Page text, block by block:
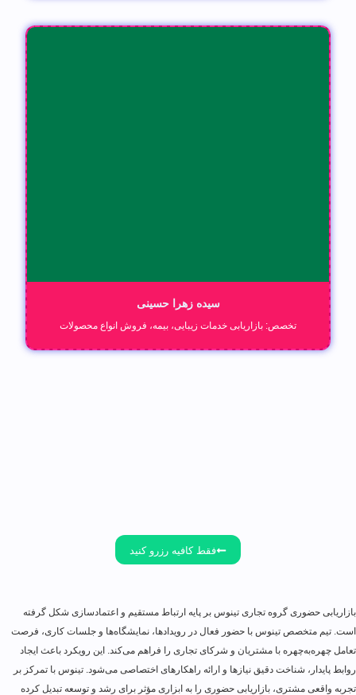
سیده زهرا حسینی
تخصص: بازاریابی خدمات زیبایی، بیمه، فروش انواع محصولات
فقط کافیه رزرو کنید
بازاریابی حضوری گروه تجاری تینوس بر پایه ارتباط مستقیم و اعتمادسازی شکل گرفته
است. تیم متخصص تینوس با حضور فعال در رویدادها، نمایشگاه‌ها و جلسات کاری، فرصت
تعامل چهره‌به‌چهره با مشتریان و شرکای تجاری را فراهم می‌کند. این رویکرد باعث ایجاد
روابط پایدار، شناخت دقیق نیازها و ارائه راهکارهای اختصاصی می‌شود. تینوس با تمرکز بر
تجربه واقعی مشتری، بازاریابی حضوری را به ابزاری مؤثر برای رشد و توسعه تبدیل کرده